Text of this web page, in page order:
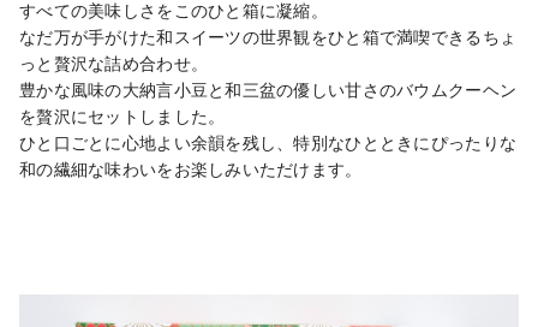
すべての美味しさをこのひと箱に凝縮。
なだ万が手がけた和スイーツの世界観をひと箱で満喫できるちょ
っと贅沢な詰め合わせ。
豊かな風味の大納言小豆と和三盆の優しい甘さのバウムクーヘン
を贅沢にセットしました。
ひと口ごとに心地よい余韻を残し、特別なひとときにぴったりな
和の繊細な味わいをお楽しみいただけます。